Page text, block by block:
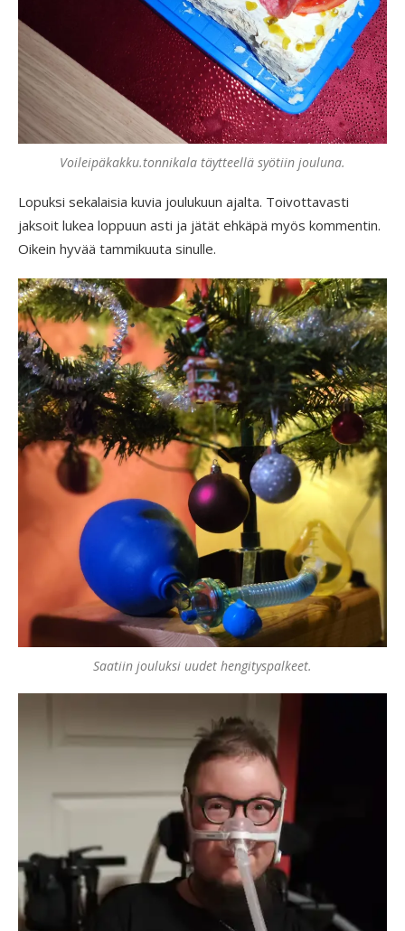
Voileipäkakku.tonnikala täytteellä syötiin jouluna.
Lopuksi sekalaisia kuvia joulukuun ajalta. Toivottavasti
jaksoit lukea loppuun asti ja jätät ehkäpä myös kommentin.
Oikein hyvää tammikuuta sinulle.
Saatiin jouluksi uudet hengityspalkeet.